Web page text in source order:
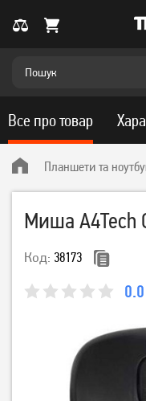
Планшети та
Миша A4Tech
Код: 38173
0.0
Все про товар